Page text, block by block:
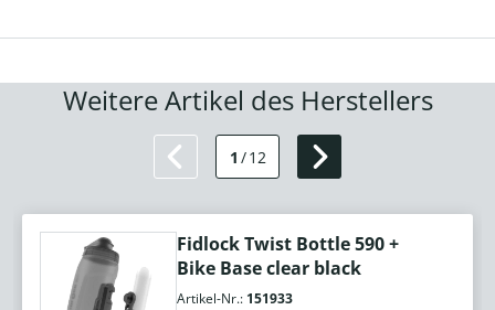
Weitere Artikel des Herstellers
1 /12
Fidlock Twist Bottle 590 +
Bike Base clear black
Artikel-Nr.: 151933